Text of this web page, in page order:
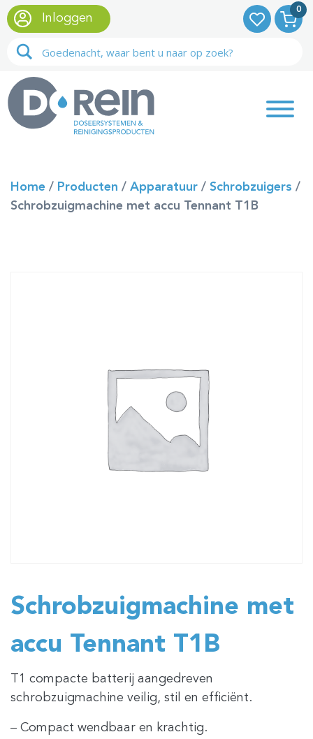
0
Inloggen
Home / Producten / Apparatuur / Schrobzuigers /
Schrobzuigmachine met accu Tennant T1B
Schrobzuigmachine met
accu Tennant T1B
T1 compacte batterij aangedreven
schrobzuigmachine veilig, stil en efficiënt.
– Compact wendbaar en krachtig.